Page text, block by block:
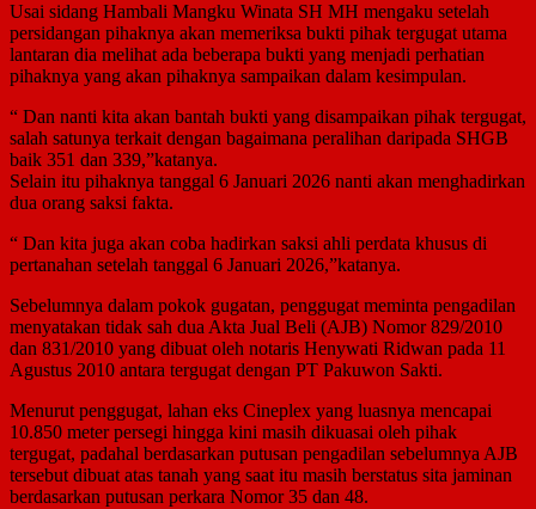
Usai sidang Hambali Mangku Winata SH MH mengaku setelah
persidangan pihaknya akan memeriksa bukti pihak tergugat utama
lantaran dia melihat ada beberapa bukti yang menjadi perhatian
pihaknya yang akan pihaknya sampaikan dalam kesimpulan.
“ Dan nanti kita akan bantah bukti yang disampaikan pihak tergugat,
salah satunya terkait dengan bagaimana peralihan daripada SHGB
baik 351 dan 339,”katanya.
Selain itu pihaknya tanggal 6 Januari 2026 nanti akan menghadirkan
dua orang saksi fakta.
“ Dan kita juga akan coba hadirkan saksi ahli perdata khusus di
pertanahan setelah tanggal 6 Januari 2026,”katanya.
Sebelumnya dalam pokok gugatan, penggugat meminta pengadilan
menyatakan tidak sah dua Akta Jual Beli (AJB) Nomor 829/2010
dan 831/2010 yang dibuat oleh notaris Henywati Ridwan pada 11
Agustus 2010 antara tergugat dengan PT Pakuwon Sakti.
Menurut penggugat, lahan eks Cineplex yang luasnya mencapai
10.850 meter persegi hingga kini masih dikuasai oleh pihak
tergugat, padahal berdasarkan putusan pengadilan sebelumnya AJB
tersebut dibuat atas tanah yang saat itu masih berstatus sita jaminan
berdasarkan putusan perkara Nomor 35 dan 48.